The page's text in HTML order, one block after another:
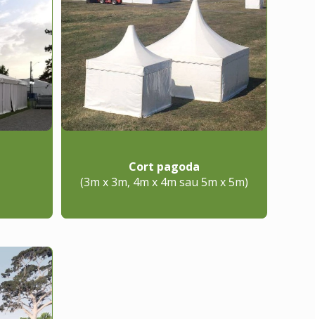
Cort pagoda
(3m x 3m, 4m x 4m sau 5m x 5m)